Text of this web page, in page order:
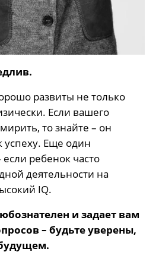
развиты не только
Если вашего
то знайте – он
Еще один
ребенок часто
деятельности на
IQ.
и задает вам
– будьте уверены,